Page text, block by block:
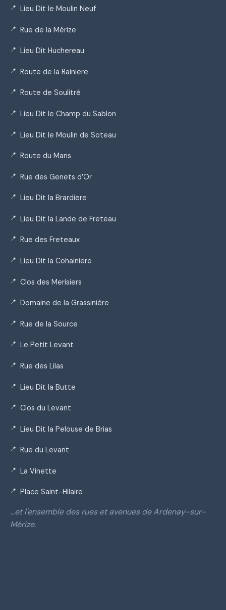
Lieu Dit le Moulin Neuf
Rue de la Mérize
Lieu Dit Huchereau
Route de la Rainiere
Route de Soulitré
Lieu Dit le Champ du Sablon
Lieu Dit le Moulin de Soteau
Route du Mans
Rue des Genets d’Or
Lieu Dit la Brardiere
Lieu Dit la Lande de Freteau
Rue des Freteaux
Lieu Dit la Cohainiere
Clos des Merisiers
Domaine de la Grassinière
Rue de la Source
Le Petit Levant
Rue des Lilas
Lieu Dit la Butte
Clos du Levant
Lieu Dit la Pelouse de Brias
Rue du Levant
La Vinette
Place Saint-Hilaire
…et l'ensemble des rues et avenues de Ardenay-sur-
Mérize.